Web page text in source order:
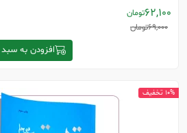
62,100تومان
69,000تومان
افزودن به سبد
10% تخفیف